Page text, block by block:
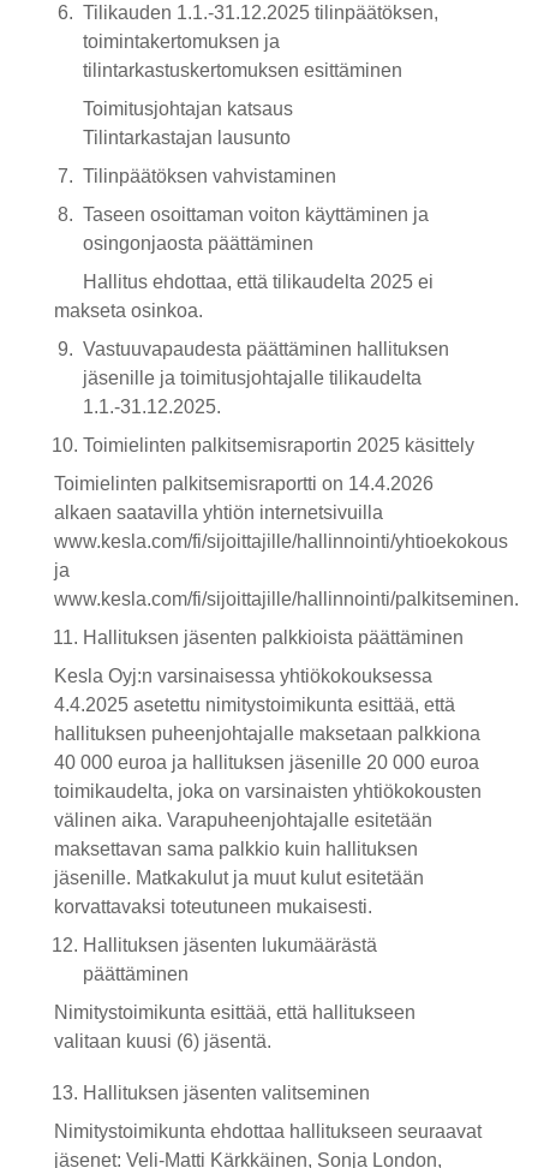
Tilikauden 1.1.-31.12.2025 tilinpäätöksen,
toimintakertomuksen ja
tilintarkastuskertomuksen esittäminen
Toimitusjohtajan katsaus
Tilintarkastajan lausunto
Tilinpäätöksen vahvistaminen
Taseen osoittaman voiton käyttäminen ja
osingonjaosta päättäminen
Hallitus ehdottaa, että tilikaudelta 2025 ei
makseta osinkoa.
Vastuuvapaudesta päättäminen hallituksen
jäsenille ja toimitusjohtajalle tilikaudelta
1.1.-31.12.2025.
Toimielinten palkitsemisraportin 2025 käsittely
Toimielinten palkitsemisraportti on 14.4.2026
alkaen saatavilla yhtiön internetsivuilla
www.kesla.com/fi/sijoittajille/hallinnointi/yhtioekokous
ja
www.kesla.com/fi/sijoittajille/hallinnointi/palkitseminen.
Hallituksen jäsenten palkkioista päättäminen
Kesla Oyj:n varsinaisessa yhtiökokouksessa
4.4.2025 asetettu nimitystoimikunta esittää, että
hallituksen puheenjohtajalle maksetaan palkkiona
40 000 euroa ja hallituksen jäsenille 20 000 euroa
toimikaudelta, joka on varsinaisten yhtiökokousten
välinen aika. Varapuheenjohtajalle esitetään
maksettavan sama palkkio kuin hallituksen
jäsenille. Matkakulut ja muut kulut esitetään
korvattavaksi toteutuneen mukaisesti.
Hallituksen jäsenten lukumäärästä
päättäminen
Nimitystoimikunta esittää, että hallitukseen
valitaan kuusi (6) jäsentä.
Hallituksen jäsenten valitseminen
Nimitystoimikunta ehdottaa hallitukseen seuraavat
jäsenet: Veli-Matti Kärkkäinen, Sonja London,